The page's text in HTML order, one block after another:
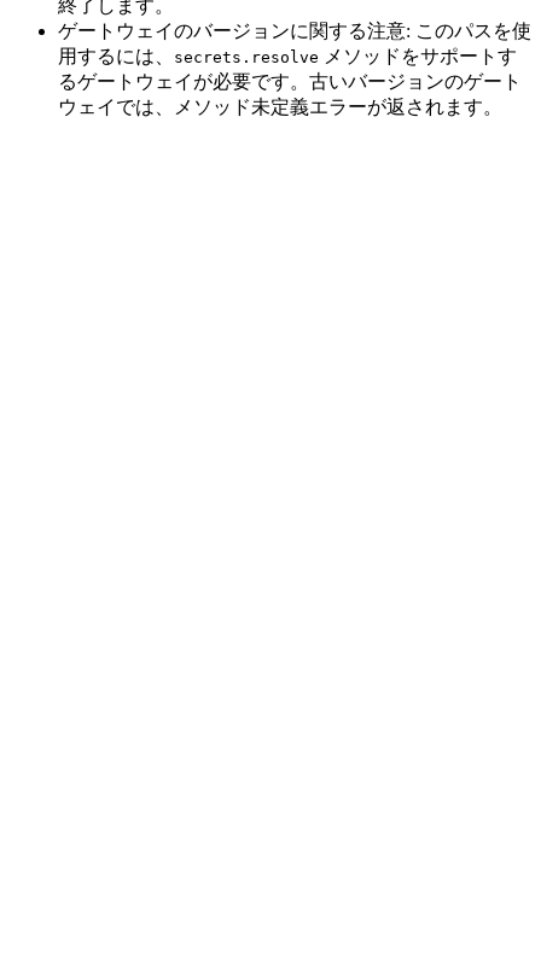
終了します。
ゲートウェイのバージョンに関する注意: このパスを使
用するには、
secrets.resolve メソッドをサポートす
るゲートウェイが必要です。古いバージョンのゲート
ウェイでは、メソッド未定義エラーが返されます。